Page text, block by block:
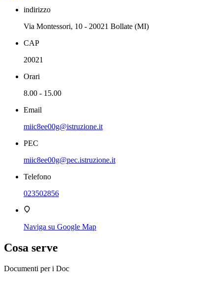
indirizzo
Via Montessori, 10 - 20021 Bollate (MI)
CAP
20021
Orari
8.00 - 15.00
Email
miic8ee00g@istruzione.it
PEC
miic8ee00g@pec.istruzione.it
Telefono
023502856
Naviga su Google Map
Cosa serve
Documenti per i Doc